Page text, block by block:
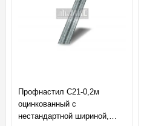
Профнастил C21-0,2м
оцинкованный с
нестандартной шириной,